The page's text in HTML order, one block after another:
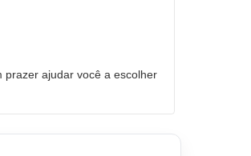
prazer ajudar você a escolher